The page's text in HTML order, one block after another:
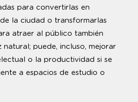
para convertirlas en
la ciudad o transformarlas
atraer al público también
puede, incluso, mejorar
o la productividad si se
a espacios de estudio o